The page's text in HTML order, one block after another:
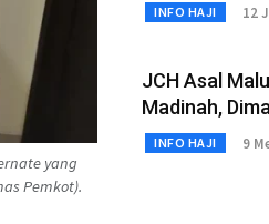
yang
Pemkot).
INFO HAJI 12
JCH Asal
Madinah,
INFO HAJI 9